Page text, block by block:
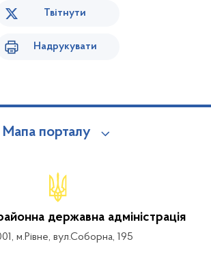
Твітнути
Надрукувати
Мапа порталу
державна адміністрація
м.Рівне, вул.Соборна, 195